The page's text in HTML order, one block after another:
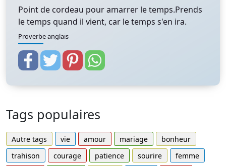
Point de cordeau pour amarrer le temps.Prends
le temps quand il vient, car le temps s'en ira.
Proverbe anglais
Tags populaires
Autre tags vie amour mariage
bonheur
trahison
courage patience sourire
femme